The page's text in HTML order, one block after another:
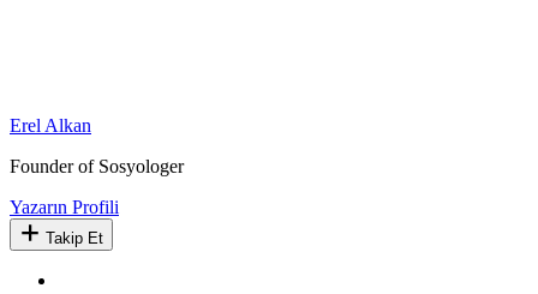
Erel Alkan
Founder of Sosyologer
Yazarın Profili
Takip Et